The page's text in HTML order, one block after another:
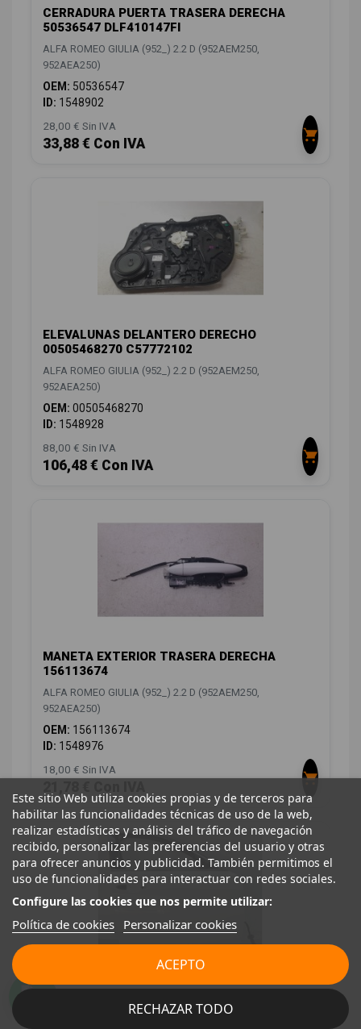
CERRADURA PUERTA TRASERA DERECHA
50536547 DLF410147FI
ALFA ROMEO GIULIA (952_) 2.2 D (952AEM250,
952AEA250)
OEM: 50536547
ID: 1548902
28,00 € Sin IVA
33,88 € Con IVA
ELEVALUNAS DELANTERO DERECHO
00505468270 C57772102
ALFA ROMEO GIULIA (952_) 2.2 D (952AEM250,
952AEA250)
OEM: 00505468270
ID: 1548928
88,00 € Sin IVA
106,48 € Con IVA
MANETA EXTERIOR TRASERA DERECHA
156113674
ALFA ROMEO GIULIA (952_) 2.2 D (952AEM250,
952AEA250)
OEM: 156113674
ID: 1548976
18,00 € Sin IVA
Este sitio Web utiliza cookies propias y de terceros para
habilitar las funcionalidades técnicas de uso de la web,
realizar estadísticas y análisis del tráfico de navegación
recibido, personalizar las preferencias del usuario y otras
para ofrecer anuncios y publicidad. También permitimos el
uso de funcionalidades para interactuar con redes sociales.
Configure las cookies que nos permite utilizar:
Política de cookies Personalizar cookies
RECHAZAR TODO
ACEPTO